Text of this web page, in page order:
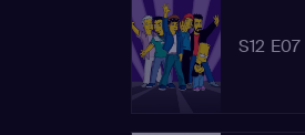
S12 E07